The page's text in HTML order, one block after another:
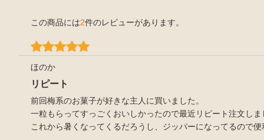
この商品には2件のレビューがあります。
ほのか
リピート
前回梅系のお菓子が好きな主人に買いました。
一粒もらってすっごくおいしかったので最近リピート注文しま
これから暑くなってくるだろうし、ジッパーになってるので便